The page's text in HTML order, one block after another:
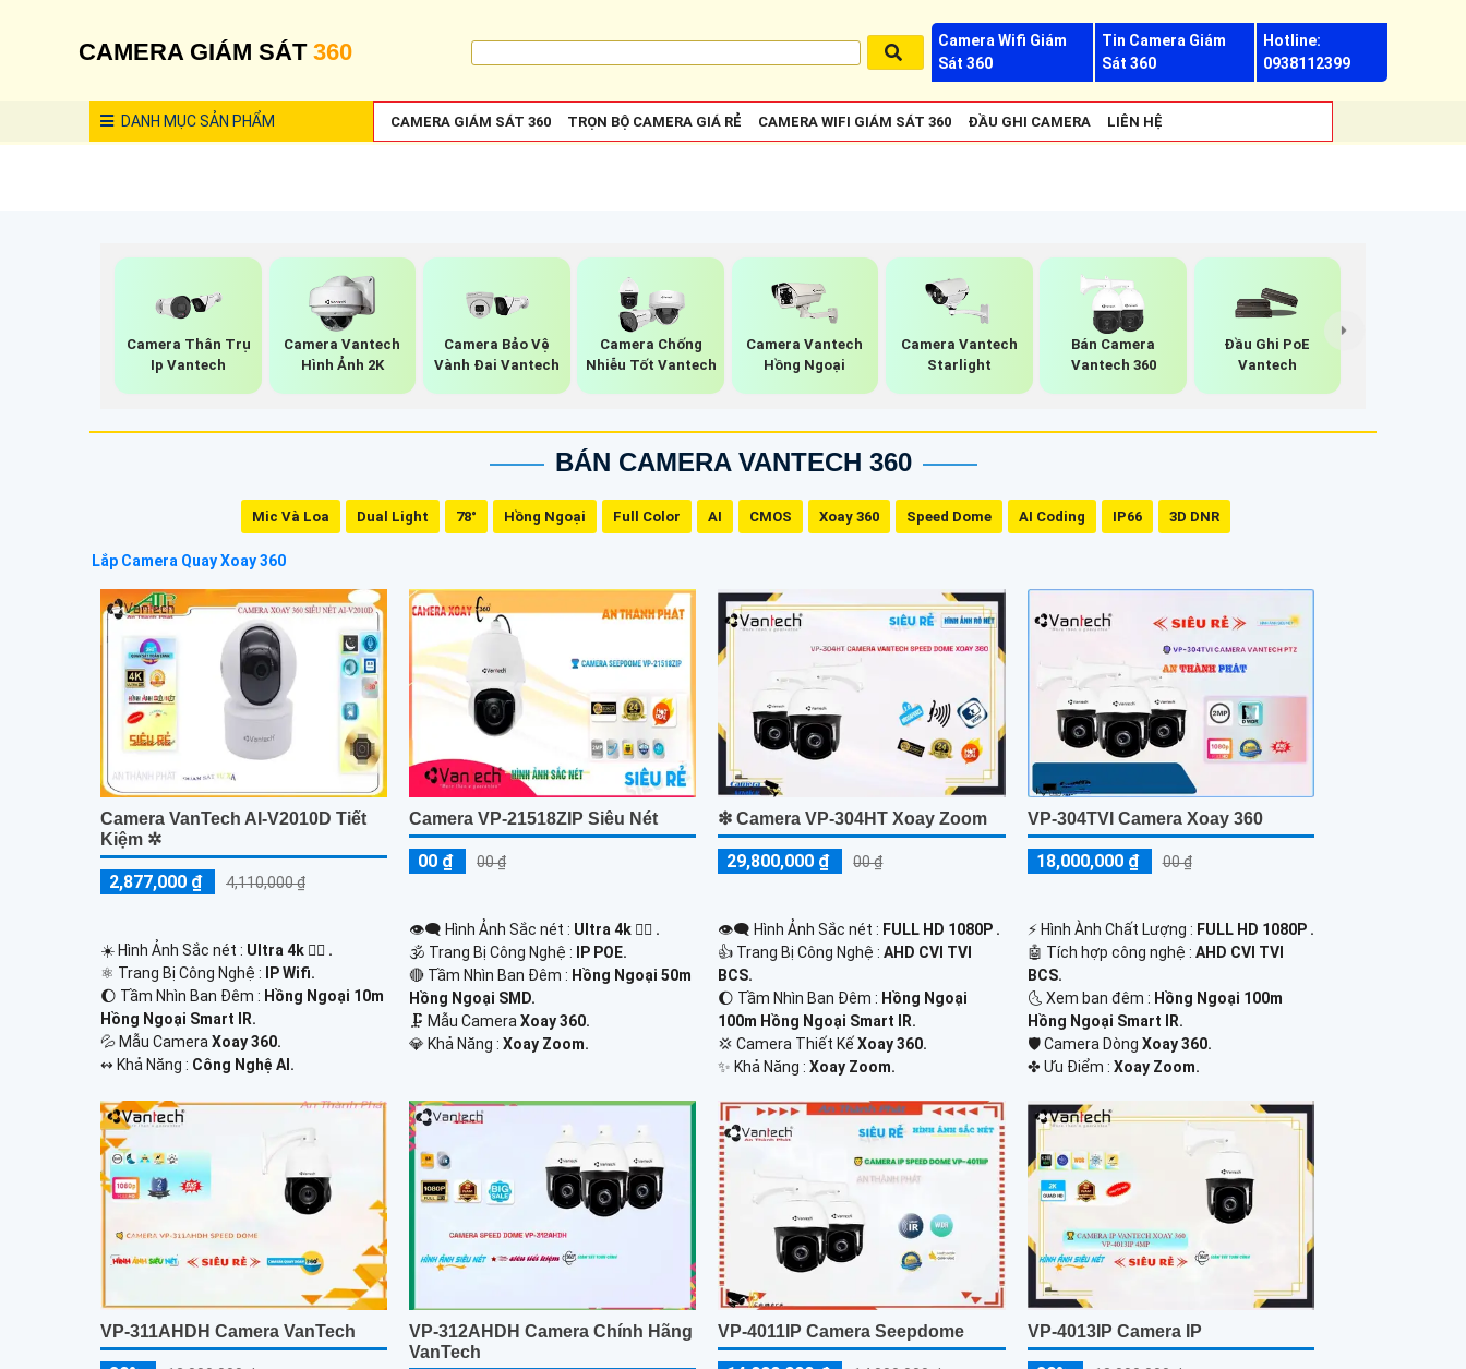
CAMERA GIÁM SÁT 360
Camera Wifi Giám
Sát 360
Tin Camera Giám
Sát 360
Hotline:
0938112399
DANH MỤCSẢN PHẨM CAMERA GIÁM SÁT 360 TRỌN BỘ CAMERA GIÁ RẺ CAMERA WIFI GIÁM SÁT 360 ĐẦU GHI CAMERA LIÊN HỆ
Camera Thân Trụ
Ip Vantech
Camera Vantech
Hình Ảnh 2K
Camera Bảo Vệ
Vành Đai Vantech
Camera Chống
Nhiễu Tốt Vantech
Camera Vantech
Hồng Ngoại
Camera Vantech
Starlight
Bán Camera
Vantech 360
Đầu Ghi PoE
Vantech
BÁN CAMERA VANTECH 360
Mic Và Loa Dual Light 78° Hồng Ngoại Full Color AI CMOS Xoay 360 Speed Dome AI Coding IP66 3D DNR
Lắp Camera Quay Xoay 360
Camera VanTech AI-V2010D Tiết
Kiệm ✲
2,877,000 ₫ 4,110,000 ₫
☀️ Hình Ảnh Sắc nét : Ultra 4k 👍🏾 .
⚛️ Trang Bị Công Nghệ :
IP Wifi.
🌔 Tầm Nhìn Ban Đêm : Hồng Ngoại 10m
Hồng Ngoại Smart IR.
💦 Mẫu CameraXoay 360.
️↭ Khả Năng : Công Nghệ AI.
Camera VP-21518ZIP Siêu Nét
00 ₫ 00 ₫
👁️‍🗨 Hình Ảnh Sắc nét : Ultra 4k 👍🏾 .
🕉️ Trang Bị Công Nghệ :
IP POE.
🔴 Tầm Nhìn Ban Đêm : Hồng Ngoại 50m
Hồng Ngoại SMD.
🗜️ Mẫu CameraXoay 360.
️💎 Khả Năng :Xoay Zoom.
❇ Camera VP-304HT Xoay Zoom
29,800,000 ₫ 00 ₫
👁️‍🗨 Hình Ảnh Sắc nét : FULL HD 1080P .
👍 Trang Bị Công Nghệ :AHD CVI TVI
BCS.
🌔 Tầm Nhìn Ban Đêm : Hồng Ngoại
100m Hồng Ngoại Smart IR.
💢 Camera Thiết KếXoay 360.
️✨ Khả Năng :Xoay Zoom.
VP-304TVI Camera Xoay 360
18,000,000 ₫ 00 ₫
️⚡ Hình Ành Chất Lượng : FULL HD 1080P .
🤖️ Tích hợp công nghệ : AHD CVI TVI
BCS.
🌜 Xem ban đêm : Hồng Ngoại 100m
Hồng Ngoại Smart IR.
🛡 Camera Dòng Xoay 360.
️✤ Ưu Điểm : Xoay Zoom.
VP-311AHDH Camera VanTech
VP-312AHDH Camera Chính Hãng
VanTech
VP-4011IP Camera Seepdome VP-4013IP Camera IP